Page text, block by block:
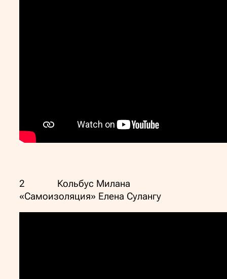
2 Кольбус Милана
«Самоизоляция» Елена Сулангу